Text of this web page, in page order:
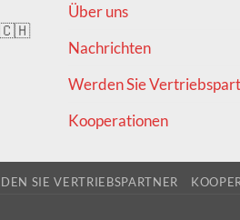
Über uns
Nachrichten
Werden Sie
Kooperationen
SIE VERTRIEBSPARTNER